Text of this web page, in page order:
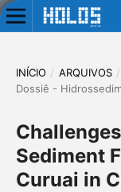
INÍCIO / ARQUIVOS /
Dossiê -
Sediment
Curuai in